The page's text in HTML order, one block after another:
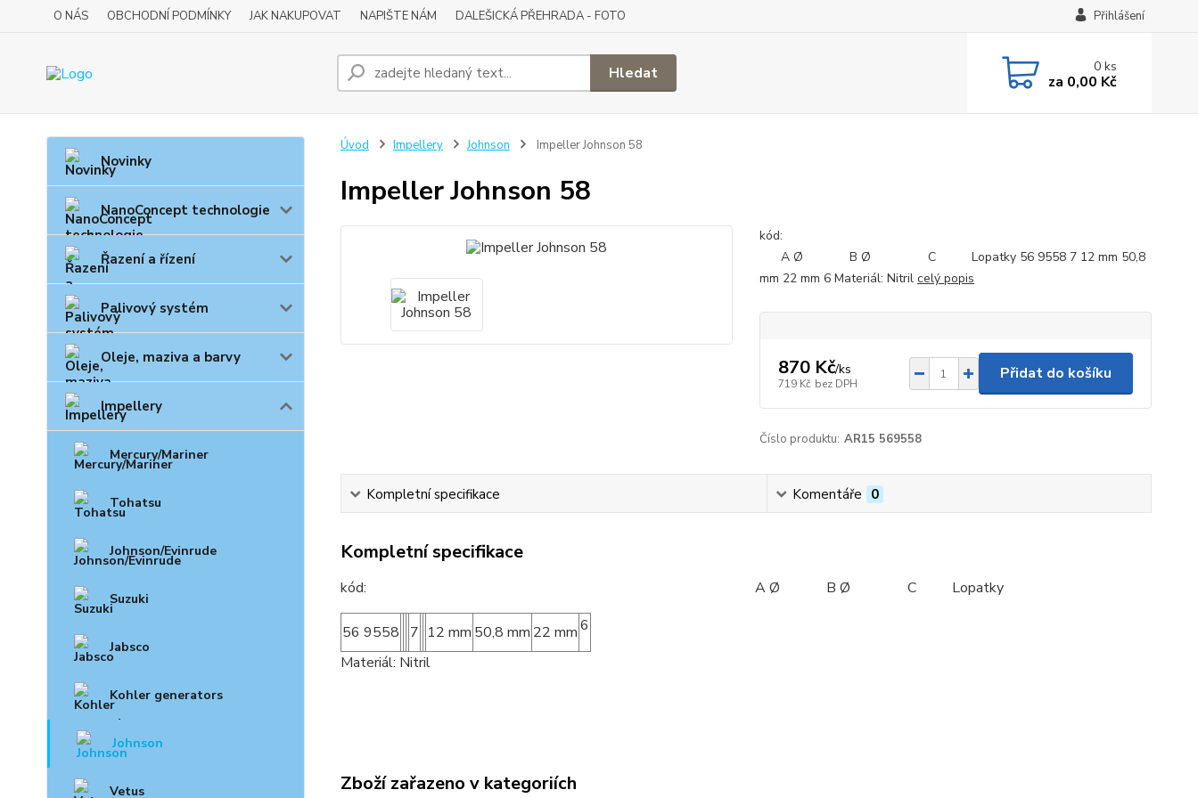
O NÁS OBCHODNÍ PODMÍNKY JAK NAKUPOVAT NAPIŠTE NÁM DALEŠICKÁ PŘEHRADA - FOTO Přihlášení
Hledat 0ks
za 0,00 Kč
Novinky
NanoConcept technologie
Řazení a řízení
Palivový systém
Oleje, maziva a barvy
Impellery
Mercury/Mariner
Tohatsu
Johnson/Evinrude
Suzuki
Jabsco
Kohler generators
Johnson
Vetus
Úvod Impellery Johnson Impeller Johnson 58
Impeller Johnson 58
kód:
A Ø B Ø C Lopatky 56 9558 7 12 mm 50,8
mm 22 mm 6 Materiál: Nitril celý popis
870 Kč/ks
719 Kč bez DPH
Přidat do košíku
Číslo produktu: AR15 569558
Kompletní specifikace Komentáře 0
Kompletní specifikace
kód: A Ø B Ø C Lopatky
56 9558 7 12 mm 50,8 mm 22 mm6
Materiál: Nitril
Zboží zařazeno v kategoriích